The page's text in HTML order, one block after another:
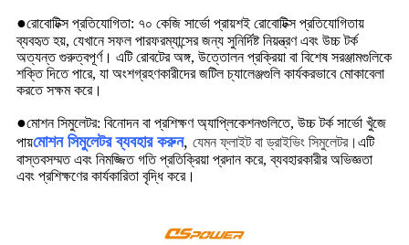
●রোবোটিক্স প্রতিযোগিতা: ৭০ কেজি সার্ভো প্রায়শই রোবোটিক্স প্রতিযোগিতায়
ব্যবহৃত হয়, যেখানে সফল পারফরম্যান্সের জন্য সুনির্দিষ্ট নিয়ন্ত্রণ এবং উচ্চ টর্ক
অত্যন্ত গুরুত্বপূর্ণ। এটি রোবটের অঙ্গ, উত্তোলন প্রক্রিয়া বা বিশেষ সরঞ্জামগুলিকে
শক্তি দিতে পারে, যা অংশগ্রহণকারীদের জটিল চ্যালেঞ্জগুলি কার্যকরভাবে মোকাবেলা
করতে সক্ষম করে।
●মোশন সিমুলেটর: বিনোদন বা প্রশিক্ষণ অ্যাপ্লিকেশনগুলিতে, উচ্চ টর্ক সার্ভো খুঁজে
পায়মোশন সিমুলেটর ব্যবহার করুন, যেমন ফ্লাইট বা ড্রাইভিং সিমুলেটর। এটি
বাস্তবসম্মত এবং নিমজ্জিত গতি প্রতিক্রিয়া প্রদান করে, ব্যবহারকারীর অভিজ্ঞতা
এবং প্রশিক্ষণের কার্যকারিতা বৃদ্ধি করে।